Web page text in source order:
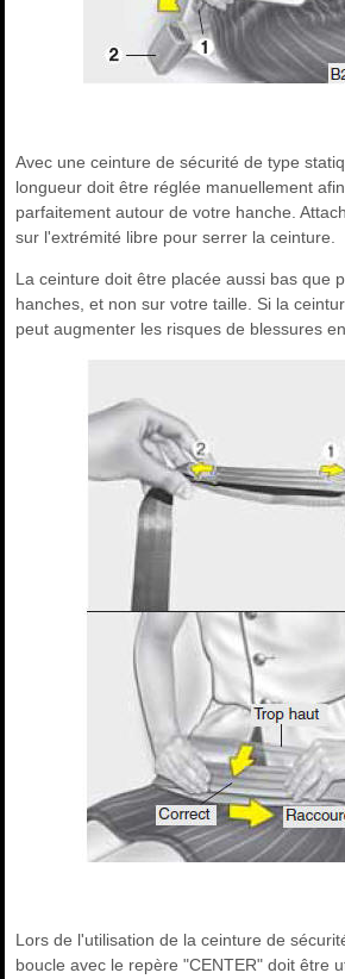
Avec une ceinture de sécurité de type
longueur doit être réglée manuellement
parfaitement autour de votre hanche.
sur l'extrémité libre pour serrer la ceinture.
La ceinture doit être placée aussi bas que
hanches, et non sur votre taille. Si la
peut augmenter les risques de blessures
Lors de l'utilisation de la ceinture de
boucle avec le repère "CENTER" doit être